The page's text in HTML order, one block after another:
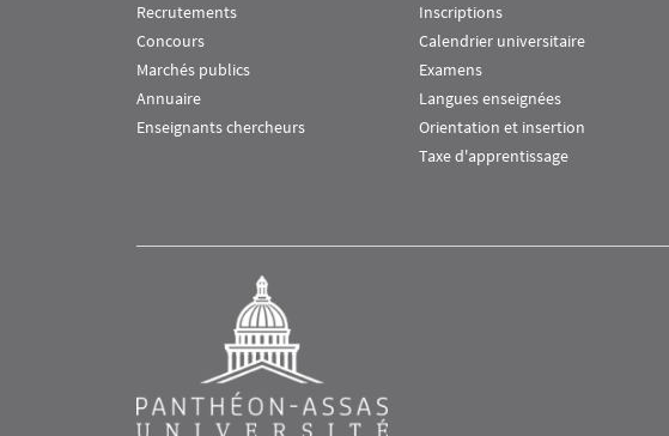
Recrutements
Concours
Marchés publics
Annuaire
Enseignants chercheurs
Inscriptions
Calendrier universitaire
Examens
Langues enseignées
Orientation et insertion
Taxe d'apprentissage